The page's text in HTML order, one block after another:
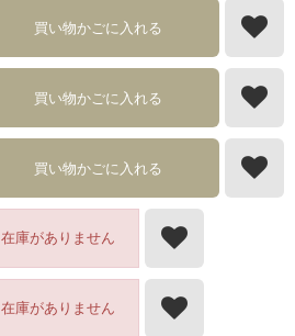
買い物かごに入れる
買い物かごに入れる
買い物かごに入れる
在庫がありません
在庫がありません